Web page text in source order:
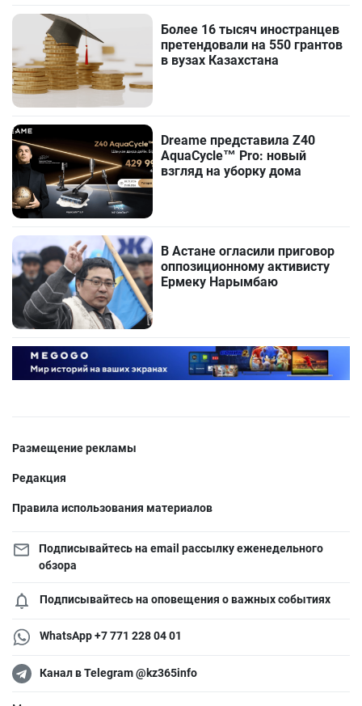
Более 16 тысяч иностранцев
претендовали на 550 грантов
в вузах Казахстана
Dreame представила Z40
AquaCycle™ Pro: новый
взгляд на уборку дома
В Астане огласили приговор
оппозиционному активисту
Ермеку Нарымбаю
Размещение рекламы
Редакция
Правила использования материалов
Подписывайтесь на email рассылку еженедельного
обзора
Подписывайтесь на оповещения о важных событиях
WhatsApp +7 771 228 04 01
Канал в Telegram @kz365info